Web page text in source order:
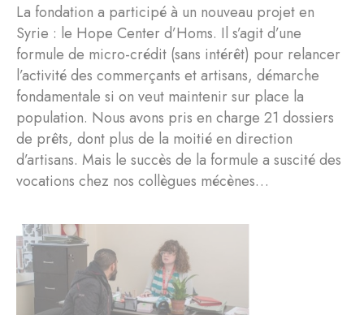
La fondation a participé à un nouveau projet en
Syrie : le Hope Center d’Homs. Il s’agit d’une
formule de micro-crédit (sans intérêt) pour relancer
l’activité des commerçants et artisans, démarche
fondamentale si on veut maintenir sur place la
population. Nous avons pris en charge 21 dossiers
de prêts, dont plus de la moitié en direction
d’artisans. Mais le succès de la formule a suscité des
vocations chez nos collègues mécènes…